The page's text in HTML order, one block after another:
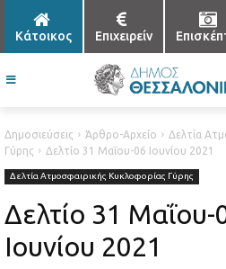
Κάτοικος Επιχειρείν
Δημοσιεύσεις Άρθρο-Αρχείο
Δελτία
Γύρης
Δελτίο 31 Μαΐου-06 Ιουνίου 2021
Δελτία Ατμοσφαιρικής Κυκλοφορίας Γύρης
Δελτίο 31 Μαΐου-
Ιουνίου 2021